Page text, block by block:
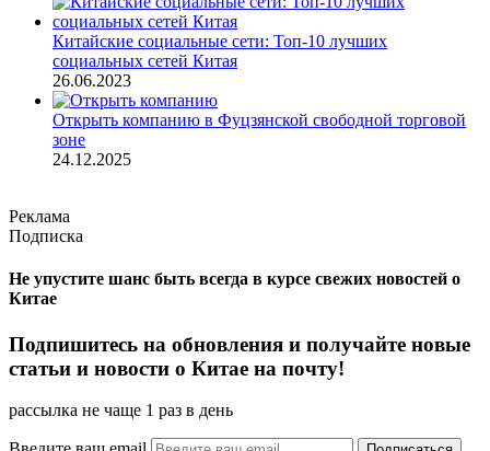
Китайские социальные сети: Топ-10 лучших
социальных сетей Китая
26.06.2023
Открыть компанию в Фуцзянской свободной торговой
зоне
24.12.2025
Реклама
Подписка
Не упустите шанс быть всегда в курсе свежих новостей о
Китае
Подпишитесь на обновления и получайте новые
статьи и новости о Китае на почту!
рассылка не чаще 1 раз в день